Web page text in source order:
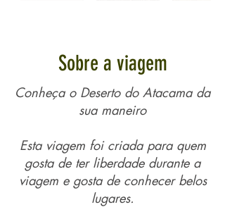
Sobre a viagem
Conheça o Deserto do Atacama da
sua maneiro
Esta viagem foi criada para quem
gosta de ter liberdade durante a
viagem e gosta de conhecer belos
lugares.